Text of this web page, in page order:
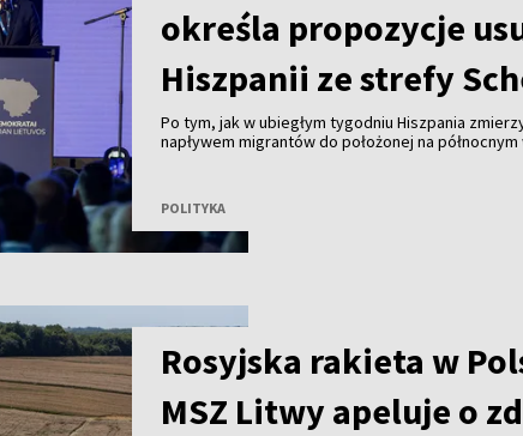
określa propozycje
Hiszpanii ze strefy
Po tym, jak w ubiegłym tygodniu Hiszpania
napływem migrantów do położonej na
strefy Schengen są przejawem populizmu.
POLITYKA
Rosyjska rakieta w
MSZ Litwy apeluje o